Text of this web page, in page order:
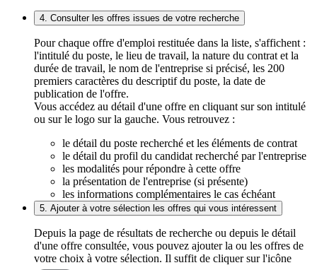
4. Consulter les offres issues de votre recherche
Pour chaque offre d'emploi restituée dans la liste, s'affichent :
l'intitulé du poste, le lieu de travail, la nature du contrat et la
durée de travail, le nom de l'entreprise si précisé, les 200
premiers caractères du descriptif du poste, la date de
publication de l'offre.
Vous accédez au détail d'une offre en cliquant sur son intitulé
ou sur le logo sur la gauche. Vous retrouvez :
le détail du poste recherché et les éléments de contrat
le détail du profil du candidat recherché par l'entreprise
les modalités pour répondre à cette offre
la présentation de l'entreprise (si présente)
les informations complémentaires le cas échéant
5. Ajouter à votre sélection les offres qui vous intéressent
Depuis la page de résultats de recherche ou depuis le détail
d'une offre consultée, vous pouvez ajouter la ou les offres de
votre choix à votre sélection. Il suffit de cliquer sur l'icône